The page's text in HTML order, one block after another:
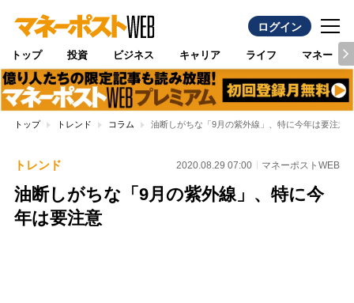
ログイン
トップ 投資 ビジネス キャリア ライフ マネー
トップ トレンド コラム 油断しがちな「9月の紫外線」、特に今年は要注意
トレンド 2020.08.29 07:00 マネーポストWEB
油断しがちな「9月の紫外線」、特に今
年は要注意